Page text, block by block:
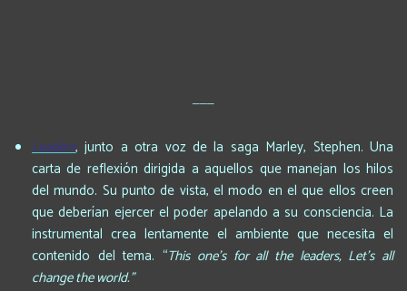
Leaders, junto a otra voz de la saga Marley, Stephen. Una
carta de reflexión dirigida a aquellos que manejan los hilos
del mundo. Su punto de vista, el modo en el que ellos creen
que deberían ejercer el poder apelando a su consciencia. La
instrumental crea lentamente el ambiente que necesita el
contenido del tema. “This one’s for all the leaders, Let’s all
change the world.”